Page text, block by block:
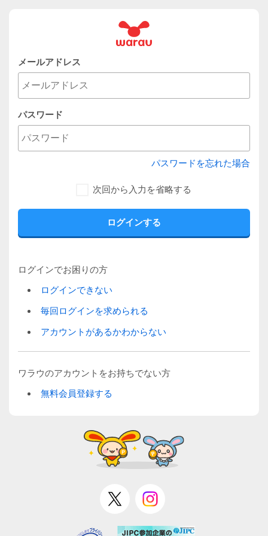
メールアドレス
パスワード
パスワードを忘れた場合
次回から入力を省略する
ログインでお困りの方
ログインできない
毎回ログインを求められる
アカウントがあるかわからない
ワラウのアカウントをお持ちでない方
無料会員登録する